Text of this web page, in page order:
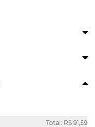
Total: R$ 91,59